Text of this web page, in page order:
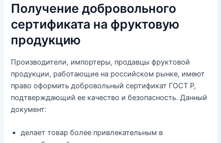
Получение добровольного
сертификата на фруктовую
продукцию
Производители, импортеры, продавцы фруктовой
продукции, работающие на российском рынке, имеют
право оформить добровольный сертификат ГОСТ Р,
подтверждающий ее качество и безопасность. Данный
документ:
делает товар более привлекательным в